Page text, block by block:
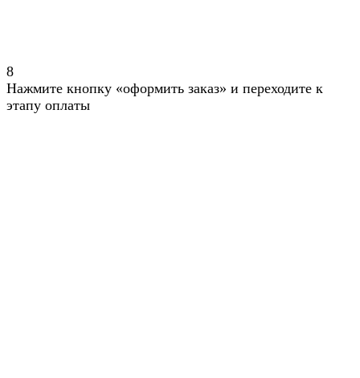
8
Нажмите кнопку «оформить заказ» и переходите к
этапу оплаты